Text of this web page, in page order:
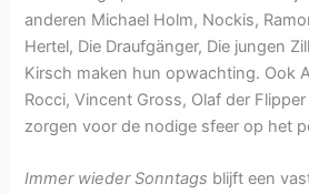
anderen Michael Holm, Nockis,
Hertel, Die Draufgänger, Die jungen
Kirsch maken hun opwachting. Ook
Rocci, Vincent Gross, Olaf der
zorgen voor de nodige sfeer op het
Immer wieder Sonntags blijft een